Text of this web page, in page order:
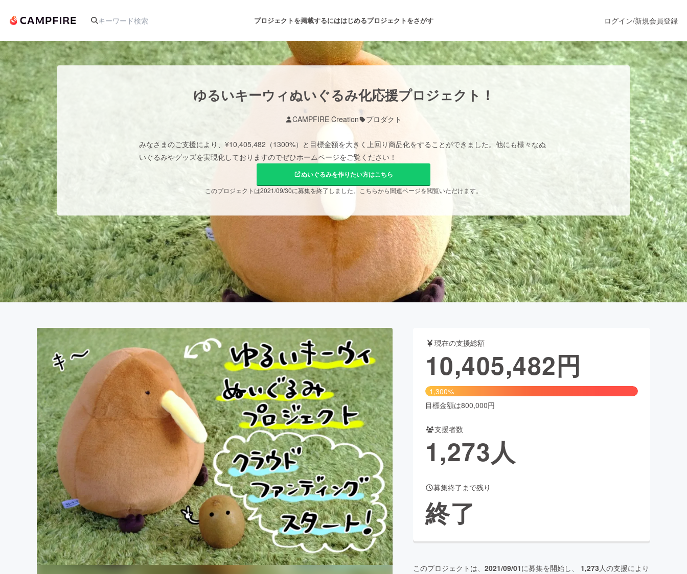
プロジェクトを掲載するにははじめるプロジェクトをさがす
注目の新着プロジェクト 募集終了が近いプロジェクト もうすぐ公開されます
舞台・パフォーマンス
テクノロジー・ガジェット ゲーム・サービス開発 フード・飲食店
まちづくり・地域活性化
CAMPFIRE for Social Good CAMPFIRE Creation
CAMPFIREふるさと納税 machi-ya コミュニティ
ログイン/新規会員登録
ゆるいキーウィぬいぐるみ化応援プロジェクト！
CAMPFIRE Creation プロダクト
みなさまのご支援により、¥10,405,482（1300%）と目標金額を大きく上回り商品化をすることができました。他にも様々なぬ
いぐるみやグッズを実現化しておりますのでぜひホームページをご覧ください！
ぬいぐるみを作りたい方はこちら
このプロジェクトは2021/09/30に募集を終了しました。こちらから関連ページを閲覧いただけます。
現在の支援総額
10,405,482円
1,300%
目標金額は800,000円
支援者数
1,273人
募集終了まで残り
終了
このプロジェクトは、 2021/09/01に募集を開始し、 1,273人の支援により